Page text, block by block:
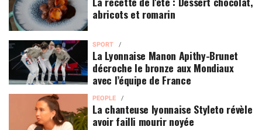
abricots et romarin
SPORT
La Lyonnaise Manon Apithy-Brunet
décroche le bronze aux Mondiaux
avec l’équipe de France
PEOPLE
La chanteuse lyonnaise Styleto révèle
avoir failli mourir noyée